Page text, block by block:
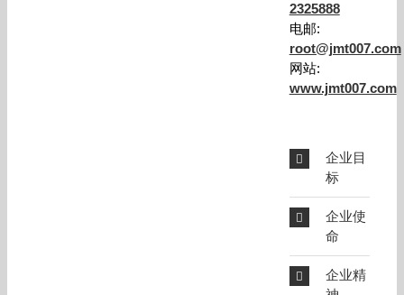
2325888
电邮:
root@jmt007.com
网站:
www.jmt007.com
企业目
标
企业使
命
企业精